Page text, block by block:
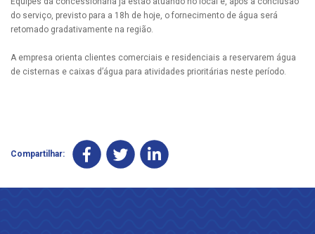
do serviço, previsto para a 18h de hoje, o fornecimento de água será
retomado gradativamente na região.
A empresa orienta clientes comerciais e residenciais a reservarem água
de cisternas e caixas d’água para atividades prioritárias neste período.
Compartilhar: